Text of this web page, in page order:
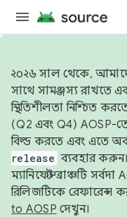
২০২৬ সাল থেকে,
সাথে সামঞ্জস্য রাখতে
স্থিতিশীলতা নিশ্চিত
(Q2 এবং Q4) AOSP-
বিল্ড করতে এবং এতে
release ব্যবহার করুন।
ম্যানিফেস্ট ব্রাঞ্চটি
রিলিজটিকে রেফারেন্স
to AOSP দেখুন।